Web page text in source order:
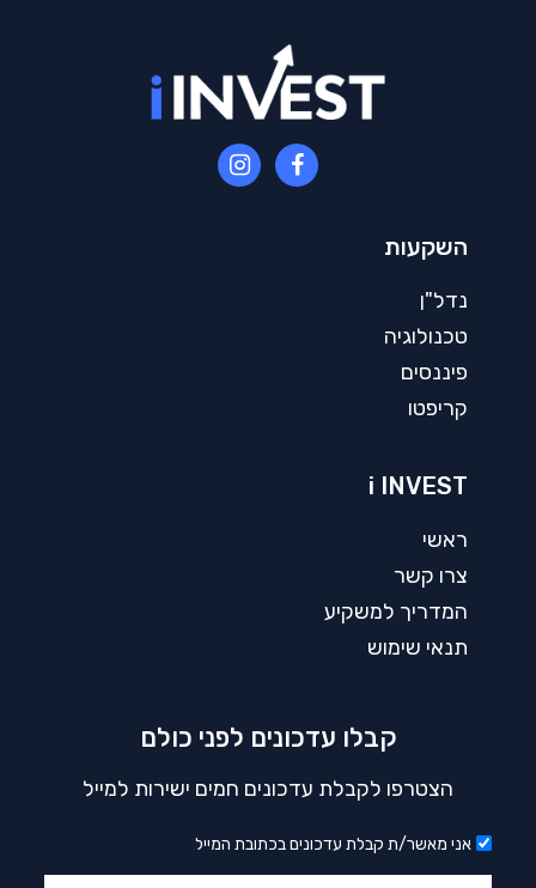
השקעות
נדל"ן
טכנולוגיה
פיננסים
קריפטו
i INVEST
ראשי
צרו קשר
המדריך למשקיע
תנאי שימוש
קבלו עדכונים לפני כולם
הצטרפו לקבלת עדכונים חמים ישירות למייל
אני מאשר/ת קבלת עדכונים בכתובת המייל